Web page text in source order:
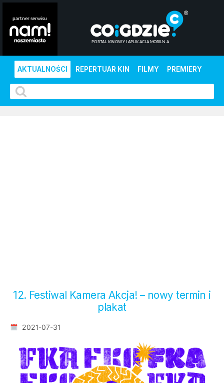
AKTUALNOŚCI REPERTUAR KIN FILMY PREMIERY
12. Festiwal Kamera Akcja! – nowy termin i
plakat
2021-07-31